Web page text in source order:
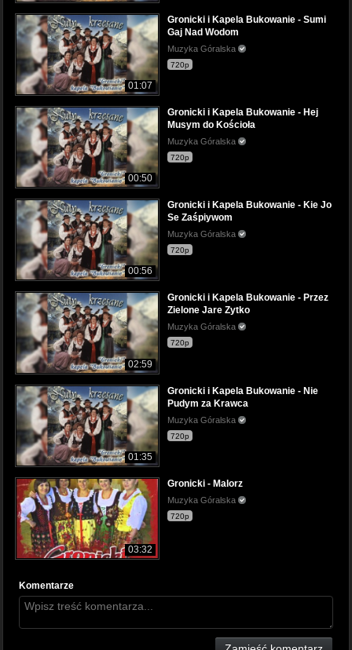
01:07
Gronicki i Kapela Bukowanie - Sumi
Gaj Nad Wodom
Muzyka Góralska
720p
00:50
Gronicki i Kapela Bukowanie - Hej
Musym do Kościoła
Muzyka Góralska
720p
00:56
Gronicki i Kapela Bukowanie - Kie Jo
Se Zaśpiywom
Muzyka Góralska
720p
02:59
Gronicki i Kapela Bukowanie - Przez
Zielone Jare Zytko
Muzyka Góralska
720p
01:35
Gronicki i Kapela Bukowanie - Nie
Pudym za Krawca
Muzyka Góralska
720p
03:32
Gronicki - Malorz
Muzyka Góralska
720p
Komentarze